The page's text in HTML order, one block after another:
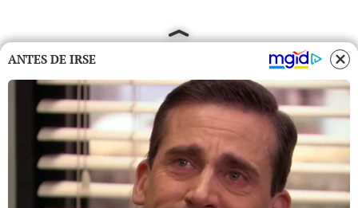
ANTES DE IRSE